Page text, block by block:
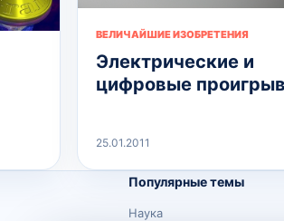
ВЕЛИЧАЙШИЕ ИЗОБРЕТЕНИЯ
Электрические и
цифровые
25.01.2011
Популярные темы
Наука